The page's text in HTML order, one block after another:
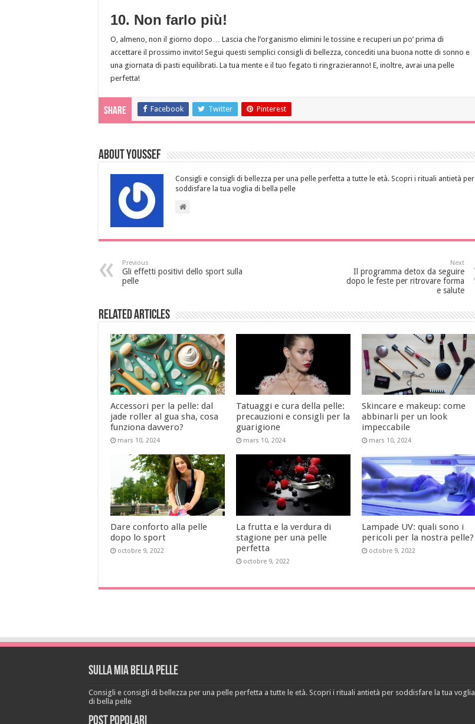
10. Non farlo più!
O, almeno, non il giorno dopo… Lascia che l’organismo elimini le tossine e recuperi un po’ prima di
accettare il prossimo invito! Segui questi semplici consigli di bellezza, concediti una buona notte di sonno e
una giornata di pasti equilibrati. La tua mente e il tuo fegato ti ringrazieranno! E, inoltre, avrai una pelle
perfetta!
Share Facebook Twitter Pinterest
About Youssef
Consigli e consigli di bellezza per una pelle perfetta a tutte le età. Scopri i rituali antietà per
soddisfare la tua voglia di bella pelle
Previous
Gli effetti positivi dello sport sulla
pelle
Next
Il programma detox da seguire
dopo le feste per ritrovare forma
e salute
Related Articles
Accessori per la pelle: dal
jade roller al gua sha, cosa
funziona davvero?
mars 10, 2024
Tatuaggi e cura della pelle:
precauzioni e consigli per la
guarigione
mars 10, 2024
Skincare e makeup: come
abbinarli per un look
impeccabile
mars 10, 2024
Dare conforto alla pelle
dopo lo sport
octobre 9, 2022
La frutta e la verdura di
stagione per una pelle
perfetta
octobre 9, 2022
Lampade UV: quali sono i
pericoli per la nostra pelle?
octobre 9, 2022
Sulla mia bella pelle
Consigli e consigli di bellezza per una pelle perfetta a tutte le età. Scopri i rituali antietà per soddisfare la tua voglia
di bella pelle
Post popolari